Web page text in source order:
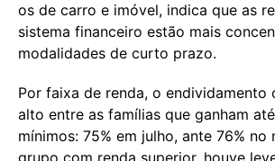
os de carro e imóvel, indica que as
sistema financeiro estão mais
modalidades de curto prazo.
Por faixa de renda, o endividamento
alto entre as famílias que ganham
mínimos: 75% em julho, ante 76% no
grupo com renda superior, houve